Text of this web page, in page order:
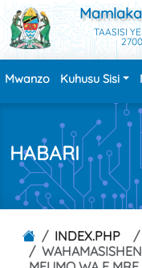
TAASISI
Mwanzo Kuhusu Sisi
HABARI
INDEX.PHP